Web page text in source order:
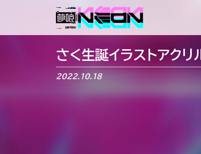
メインナビゲーション
さく生誕イラストアク
2022.10.18